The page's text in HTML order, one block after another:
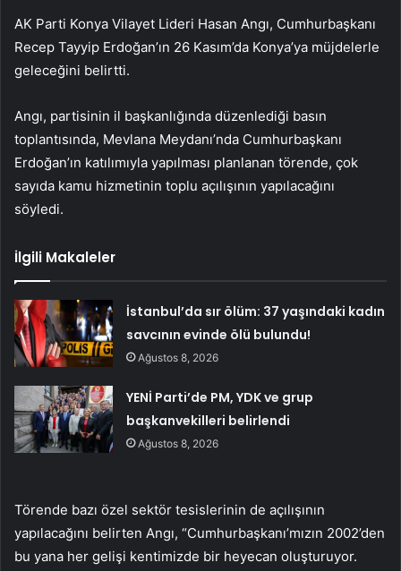
AK Parti Konya Vilayet Lideri Hasan Angı, Cumhurbaşkanı
Recep Tayyip Erdoğan’ın 26 Kasım’da Konya’ya müjdelerle
geleceğini belirtti.
Angı, partisinin il başkanlığında düzenlediği basın
toplantısında, Mevlana Meydanı’nda Cumhurbaşkanı
Erdoğan’ın katılımıyla yapılması planlanan törende, çok
sayıda kamu hizmetinin toplu açılışının yapılacağını
söyledi.
İlgili Makaleler
İstanbul’da sır ölüm: 37 yaşındaki kadın
savcının evinde ölü bulundu!
Ağustos 8, 2026
YENİ Parti’de PM, YDK ve grup
başkanvekilleri belirlendi
Ağustos 8, 2026
Törende bazı özel sektör tesislerinin de açılışının
yapılacağını belirten Angı, “Cumhurbaşkanı’mızın 2002’den
bu yana her gelişi kentimizde bir heyecan oluşturuyor.